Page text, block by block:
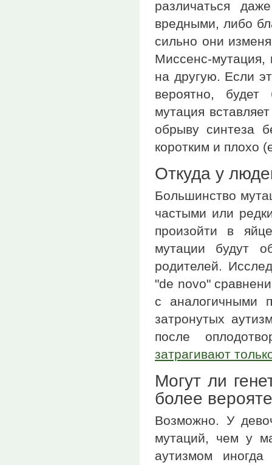
различаться
вредными, либо
сильно они
Миссенс-мутация,
на другую. Если
вероятно, будет
мутация
обрыву синтеза
коротким и плохо
Откуда у
Большинство
частыми или
произойти в
мутации будут
родителей.
"de novo"
с аналогичными
затронутых
после
затрагивают
Могут ли
более
Возможно. У
мутаций, чем у
аутизмом